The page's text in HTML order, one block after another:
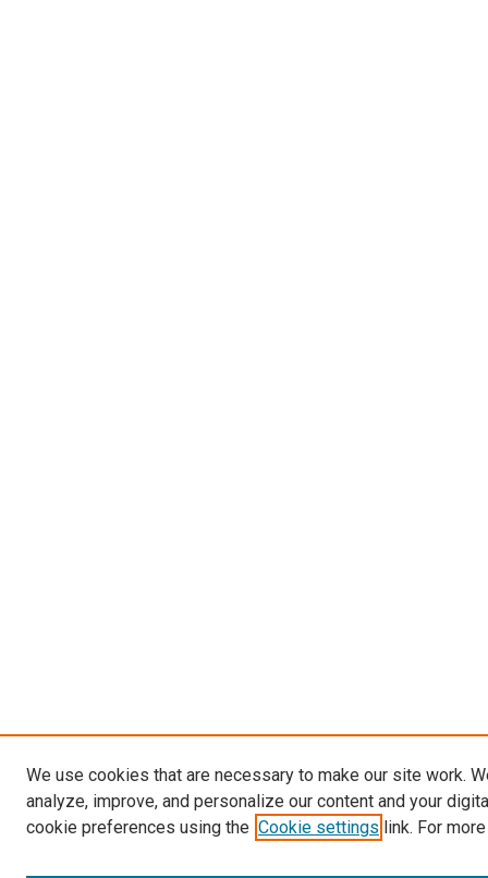
We use cookies that are necessary to make our site work.
analyze, improve, and personalize our content and your
cookie preferences using the Cookie settings link. For